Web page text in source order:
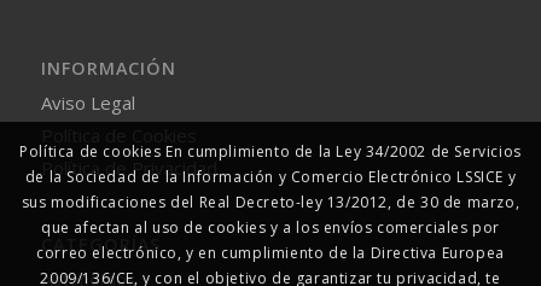
INFORMACIÓN
Aviso Legal
Política de Privacidad
CATEGORÍAS
Autonomos
Política de cookies En cumplimiento de la Ley 34/2002 de Servicios
de la Sociedad de la Información y Comercio Electrónico LSSICE y
sus modificaciones del Real Decreto-ley 13/2012, de 30 de marzo,
que afectan al uso de cookies y a los envíos comerciales por
correo electrónico, y en cumplimiento de la Directiva Europea
2009/136/CE, y con el objetivo de garantizar tu privacidad, te